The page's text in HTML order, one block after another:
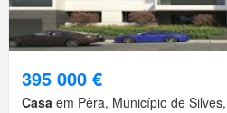
395 000 €
Casa em Pêra, Município de